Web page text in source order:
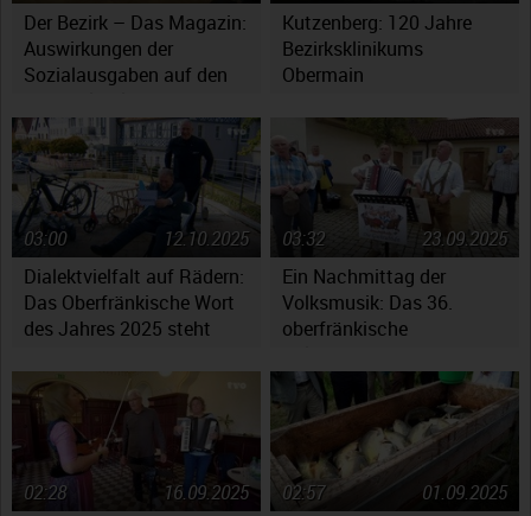
Der Bezirk – Das Magazin:
Auswirkungen der
Sozialausgaben auf den
Kutzenberg: 120 Jahre
Bezirksklinikums
Obermain
Dialektvielfalt auf Rädern:
Das Oberfränkische Wort
des Jahres 2025 steht
12.10.2025
03:00
Ein Nachmittag der
Volksmusik: Das 36.
oberfränkische
Ebensfeld
23.09.2025
03:32
16.09.2025
02:28
01.09.2025
02:57